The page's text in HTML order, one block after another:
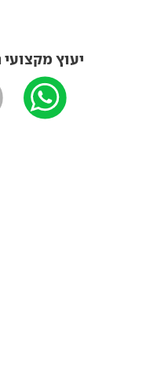
יעוץ מקצועי